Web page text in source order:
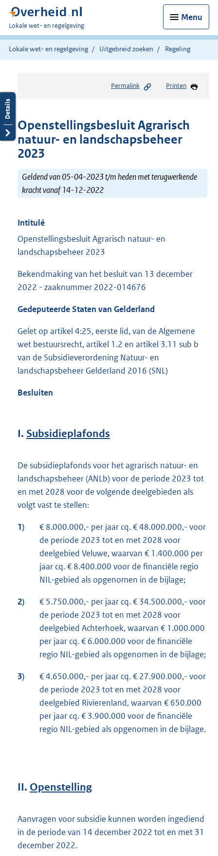
Menu
U
bent
hier:
Lokale wet- en regelgeving
Lokale wet- en regelgeving Uitgebreid zoeken Regeling
Permalink Printen
Openstellingsbesluit Agrarisch
natuur- en landschapsbeheer
2023
Geldend van 05-04-2023 t/m heden met terugwerkende
kracht vanaf 14-12-2022
Intitulé
Openstellingsbesluit Agrarisch natuur- en
landschapsbeheer 2023
Bekendmaking van het besluit van 13 december
2022 - zaaknummer 2022-014676
Gedeputeerde Staten van Gelderland
Gelet op artikel 4:25, eerste lid, van de Algemene
wet bestuursrecht, artikel 1.2 en artikel 3.11 sub b
van de Subsidieverordening Natuur- en
landschapsbeheer Gelderland 2016 (SNL)
Besluiten
I. Subsidieplafonds
De subsidieplafonds voor het agrarisch natuur- en
landschapsbeheer (ANLb) voor de periode 2023 tot
en met 2028 voor de volgende deelgebieden als
volgt vast te stellen:
1)
€ 8.000.000,- per jaar cq. € 48.000.000,- voor
de periode 2023 tot en met 2028 voor
deelgebied Veluwe, waarvan € 1.400.000 per
jaar cq. € 8.400.000 voor de financiële regio
NIL-gebied als opgenomen in de bijlage;
2)
€ 5.750.000,- per jaar cq. € 34.500.000,- voor
de periode 2023 tot en met 2028 voor
deelgebied Achterhoek, waarvan € 1.000.000
per jaar cq. € 6.000.000 voor de financiële
regio NIL-gebied als opgenomen in de bijlage;
3)
€ 4.650.000,- per jaar cq. € 27.900.000,- voor
de periode 2023 tot en met 2028 voor
deelgebied Rivierenland, waarvan € 650.000
per jaar cq. € 3.900.000 voor de financiële
regio NIL-gebied als opgenomen in de bijlage.
II. Openstelling
Aanvragen voor subsidie kunnen worden ingediend
in de periode van 14 december 2022 tot en met 31
december 2022.